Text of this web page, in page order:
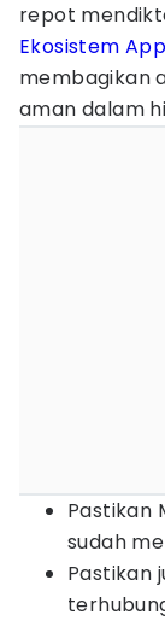
repot
Ekosistem
membagikan
aman dalam
Pastikan
sudah
Pastikan